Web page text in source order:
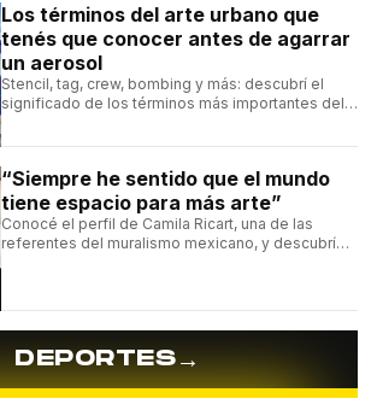
Los términos del arte urbano que
tenés que conocer antes de agarrar
un aerosol
Stencil, tag, crew, bombing y más: descubrí el
significado de los términos más importantes del
“Siempre he sentido que el mundo
tiene espacio para más arte”
Conocé el perfil de Camila Ricart, una de las
referentes del muralismo mexicano, y descubrí
DEPORTES→